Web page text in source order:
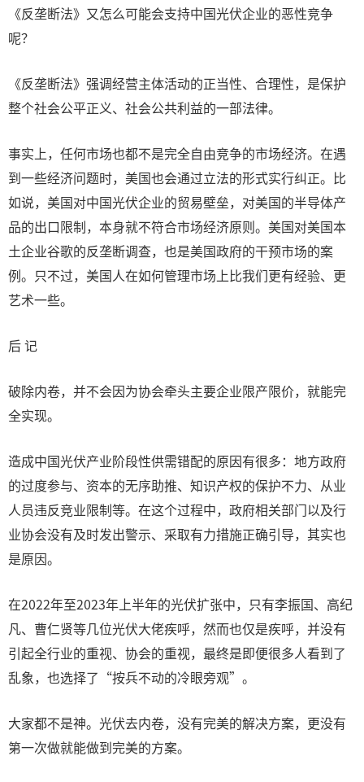
《反垄断法》又怎么可能会支持中国光伏企业的恶性竞争
呢？
《反垄断法》强调经营主体活动的正当性、合理性，是保护
整个社会公平正义、社会公共利益的一部法律。
事实上，任何市场也都不是完全自由竞争的市场经济。在遇
到一些经济问题时，美国也会通过立法的形式实行纠正。比
如说，美国对中国光伏企业的贸易壁垒，对美国的半导体产
品的出口限制，本身就不符合市场经济原则。美国对美国本
土企业谷歌的反垄断调查，也是美国政府的干预市场的案
例。只不过，美国人在如何管理市场上比我们更有经验、更
艺术一些。
后 记
破除内卷，并不会因为协会牵头主要企业限产限价，就能完
全实现。
造成中国光伏产业阶段性供需错配的原因有很多：地方政府
的过度参与、资本的无序助推、知识产权的保护不力、从业
人员违反竞业限制等。在这个过程中，政府相关部门以及行
业协会没有及时发出警示、采取有力措施正确引导，其实也
是原因。
在2022年至2023年上半年的光伏扩张中，只有李振国、高纪
凡、曹仁贤等几位光伏大佬疾呼，然而也仅是疾呼，并没有
引起全行业的重视、协会的重视，最终是即便很多人看到了
乱象，也选择了“按兵不动的冷眼旁观”。
大家都不是神。光伏去内卷，没有完美的解决方案，更没有
第一次做就能做到完美的方案。